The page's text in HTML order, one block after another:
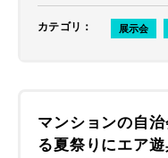
カテゴリ ： 展示会
マンションの自
る夏祭りにエア